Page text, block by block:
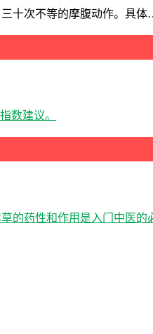
十次不等的摩腹动作。具
数建议。
的药性和作用是入门中医的